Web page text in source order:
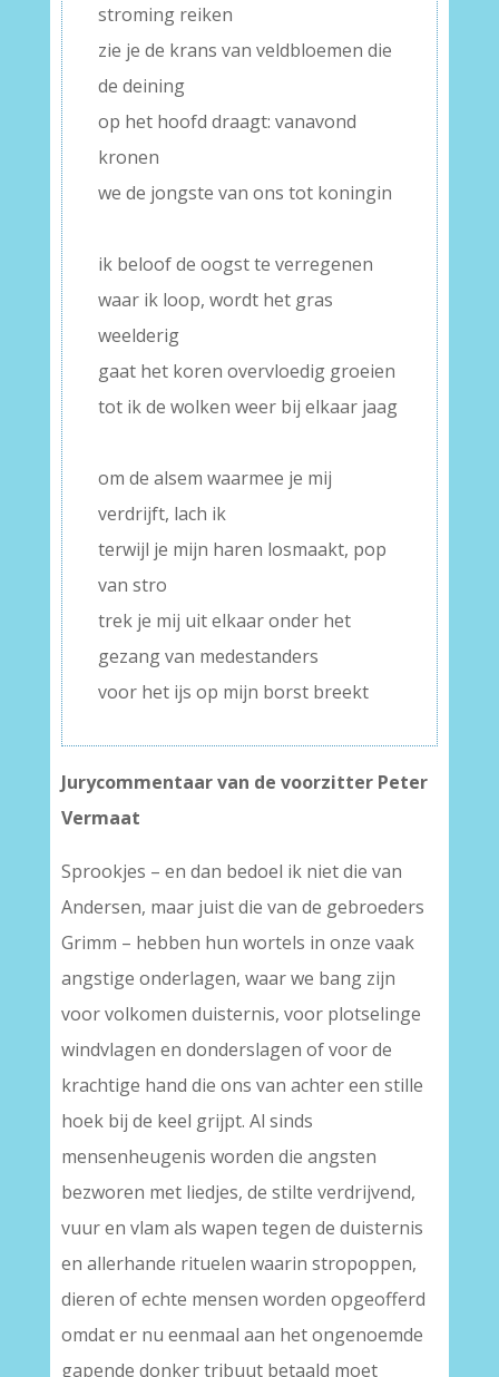
stroming reiken
zie je de krans van veldbloemen die
de deining
op het hoofd draagt: vanavond
kronen
we de jongste van ons tot koningin
ik beloof de oogst te verregenen
waar ik loop, wordt het gras
weelderig
gaat het koren overvloedig groeien
tot ik de wolken weer bij elkaar jaag
om de alsem waarmee je mij
verdrijft, lach ik
terwijl je mijn haren losmaakt, pop
van stro
trek je mij uit elkaar onder het
gezang van medestanders
voor het ijs op mijn borst breekt
Jurycommentaar van de voorzitter Peter
Vermaat
Sprookjes – en dan bedoel ik niet die van
Andersen, maar juist die van de gebroeders
Grimm – hebben hun wortels in onze vaak
angstige onderlagen, waar we bang zijn
voor volkomen duisternis, voor plotselinge
windvlagen en donderslagen of voor de
krachtige hand die ons van achter een stille
hoek bij de keel grijpt. Al sinds
mensenheugenis worden die angsten
bezworen met liedjes, de stilte verdrijvend,
vuur en vlam als wapen tegen de duisternis
en allerhande rituelen waarin stropoppen,
dieren of echte mensen worden opgeofferd
omdat er nu eenmaal aan het ongenoemde
gapende donker tribuut betaald moet